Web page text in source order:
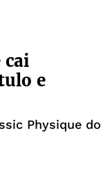
cai
e
Physique do